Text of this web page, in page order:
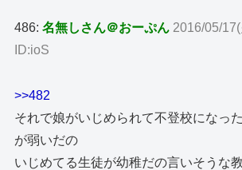
486:名無しさん＠おーぷん 2016/05/
ID:ioS
>>482
それで娘がいじめられて不登校になっ
が弱いだの
いじめてる生徒が幼稚だの言いそうな